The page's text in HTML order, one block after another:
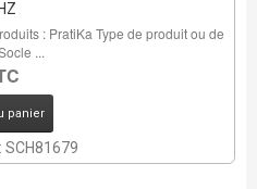
: PratiKa Type de produit ou de
...
panier
SCH81679